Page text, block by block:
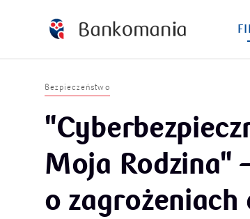
Bezpieczeństwo
Moja Rodzina"
o